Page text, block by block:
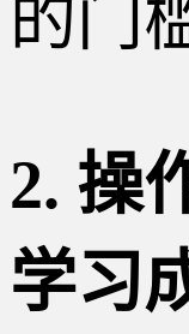
的门
2. 操
学习